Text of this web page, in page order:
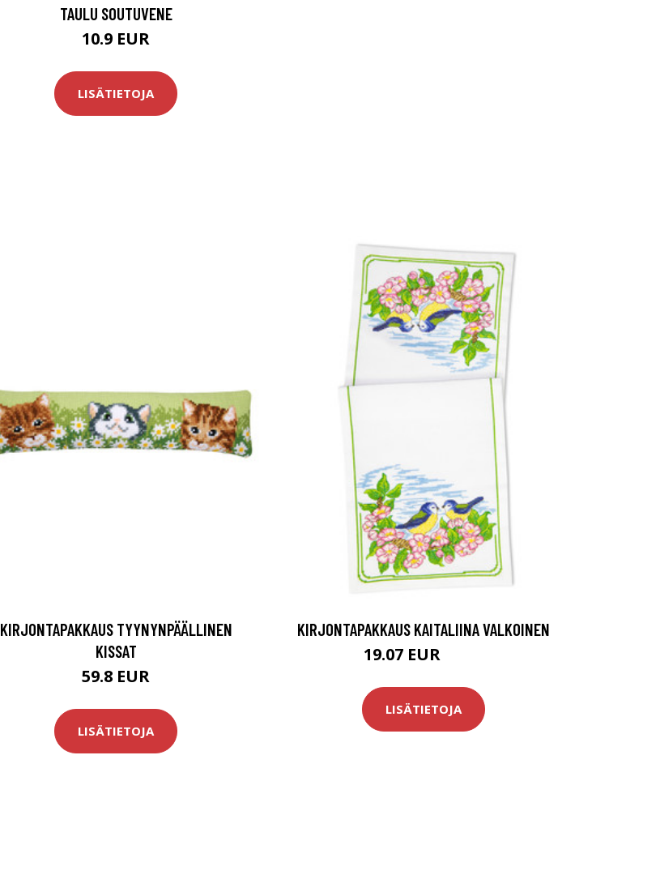
TAULU SOUTUVENE
10.9 EUR
LISÄTIETOJA
KIRJONTAPAKKAUS TYYNYNPÄÄLLINEN
KISSAT
59.8 EUR
LISÄTIETOJA
KIRJONTAPAKKAUS KAITALIINA VALKOINEN
19.07 EUR
LISÄTIETOJA